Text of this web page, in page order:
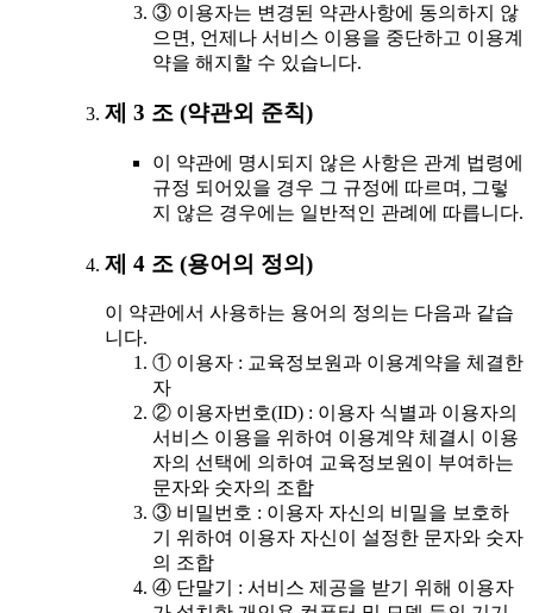
③ 이용자는 변경된 약관사항에 동의하지 않
으면, 언제나 서비스 이용을 중단하고 이용계
약을 해지할 수 있습니다.
제 3 조 (약관외 준칙)
이 약관에 명시되지 않은 사항은 관계 법령에
규정 되어있을 경우 그 규정에 따르며, 그렇
지 않은 경우에는 일반적인 관례에 따릅니다.
제 4 조 (용어의 정의)
이 약관에서 사용하는 용어의 정의는 다음과 같습
니다.
① 이용자 : 교육정보원과 이용계약을 체결한
자
② 이용자번호(ID) : 이용자 식별과 이용자의
서비스 이용을 위하여 이용계약 체결시 이용
자의 선택에 의하여 교육정보원이 부여하는
문자와 숫자의 조합
③ 비밀번호 : 이용자 자신의 비밀을 보호하
기 위하여 이용자 자신이 설정한 문자와 숫자
의 조합
④ 단말기 : 서비스 제공을 받기 위해 이용자